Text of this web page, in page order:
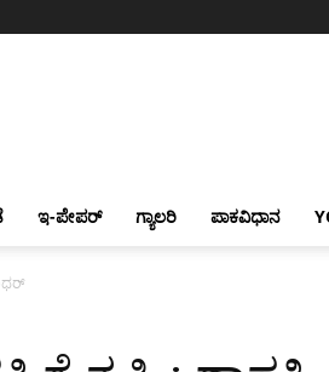
ಇ-ಪೇಪರ್ ಗ್ಯಾಲರಿ ಪಾಕವಿಧಾನ